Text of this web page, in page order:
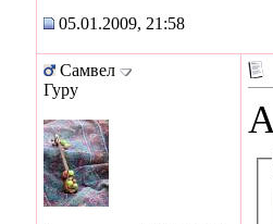
05.01.2009, 21:58
Самвел
Гуру